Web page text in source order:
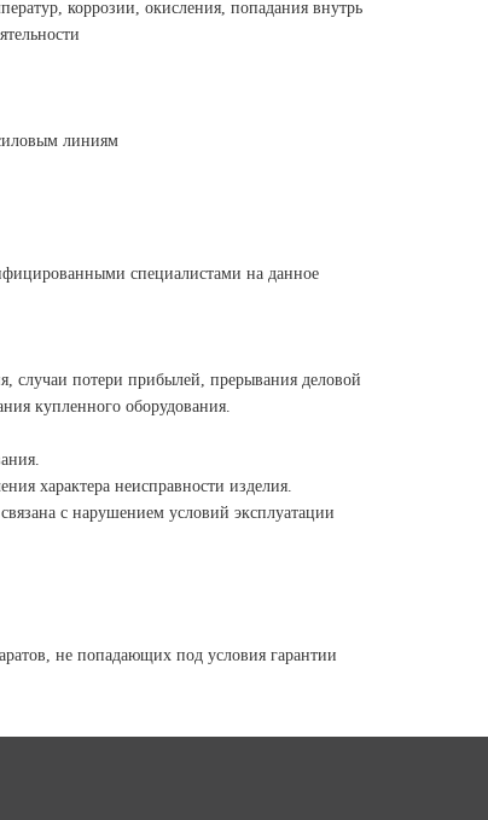
коррозии, окисления, попадания внутрь
линиям
специалистами на данное
случаи потери прибылей, прерывания деловой
купленного оборудования.
характера неисправности изделия.
с нарушением условий эксплуатации
не попадающих под условия гарантии